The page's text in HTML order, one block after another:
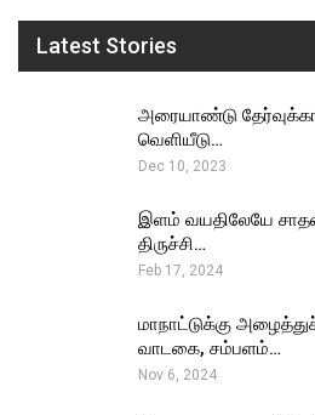
Latest Stories
அரையாண்டு
வெளியீடு…
Dec 10, 2023
இளம் வயதிலேயே
திருச்சி…
Feb 17, 2024
மாநாட்டுக்கு
வாடகை, சம்பளம்…
Nov 6, 2024